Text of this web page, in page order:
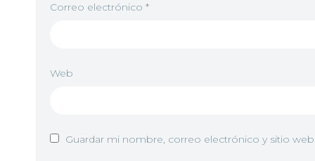
Correo electrónico *
Web
Guardar mi nombre, correo electrónico y sitio